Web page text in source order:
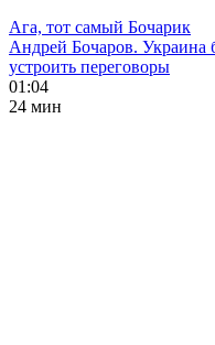
Ага, тот самый Бочарик
Андрей Бочаров. Украина
устроить переговоры
01:04
24 мин